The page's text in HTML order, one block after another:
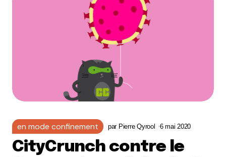
en mode confinement par Pierre Qyrool 6 mai 2020
CityCrunch contre le